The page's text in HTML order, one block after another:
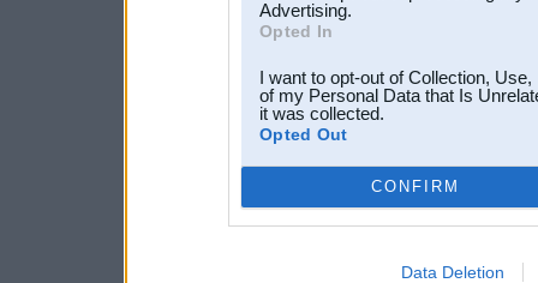
Advertising.
Opted In
I want to opt-out of Collection,
of my Personal Data that Is
it was collected.
Opted Out
CONFIRM
Data Deletion